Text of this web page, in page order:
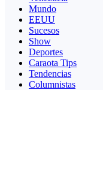
Mundo
EEUU
Sucesos
Show
Deportes
Caraota Tips
Tendencias
Columnistas